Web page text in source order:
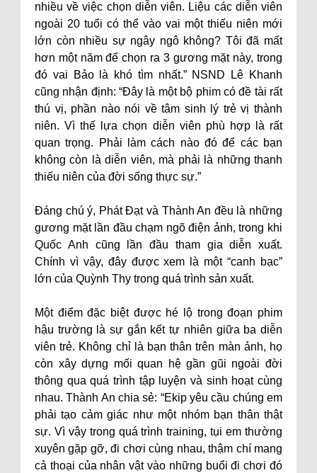
nhiều về việc chọn diễn viên. Liệu các diễn viên
ngoài 20 tuổi có thể vào vai một thiếu niên mới
lớn còn nhiều sự ngây ngô không? Tôi đã mất
hơn một năm để chọn ra 3 gương mặt này, trong
đó vai Bảo là khó tìm nhất.” NSND Lê Khanh
cũng nhận định: “Đây là một bộ phim có đề tài rất
thú vị, phần nào nói về tâm sinh lý trẻ vị thành
niên. Vì thế lựa chọn diễn viên phù hợp là rất
quan trọng. Phải làm cách nào đó để các bạn
không còn là diễn viên, mà phải là những thanh
thiếu niên của đời sống thực sự.”
Đáng chú ý, Phát Đạt và Thành An đều là những
gương mặt lần đầu chạm ngõ điện ảnh, trong khi
Quốc Anh cũng lần đầu tham gia diễn xuất.
Chính vì vậy, đây được xem là một “canh bạc”
lớn của Quỳnh Thy trong quá trình sản xuất.
Một điểm đặc biệt được hé lộ trong đoạn phim
hậu trường là sự gắn kết tự nhiên giữa ba diễn
viên trẻ. Không chỉ là bạn thân trên màn ảnh, họ
còn xây dựng mối quan hệ gần gũi ngoài đời
thông qua quá trình tập luyện và sinh hoạt cùng
nhau. Thành An chia sẻ: “Ekip yêu cầu chúng em
phải tạo cảm giác như một nhóm bạn thân thật
sự. Vì vậy trong quá trình training, tụi em thường
xuyên gặp gỡ, đi chơi cùng nhau, thậm chí mang
cả thoại của nhân vật vào những buổi đi chơi đó